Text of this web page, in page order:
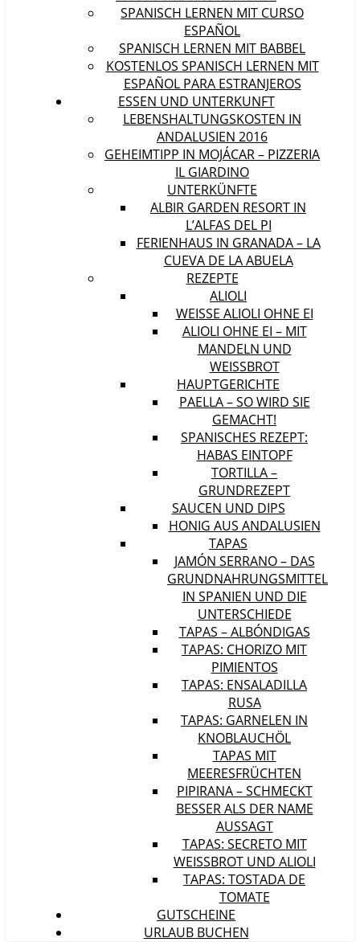
SPANISCH LERNEN MIT CURSO
ESPAÑOL
SPANISCH LERNEN MIT BABBEL
KOSTENLOS SPANISCH LERNEN MIT
ESPAÑOL PARA ESTRANJEROS
ESSEN UND UNTERKUNFT
LEBENSHALTUNGSKOSTEN IN
ANDALUSIEN 2016
GEHEIMTIPP IN MOJÁCAR – PIZZERIA
IL GIARDINO
UNTERKÜNFTE
ALBIR GARDEN RESORT IN
L’ALFAS DEL PI
FERIENHAUS IN GRANADA – LA
CUEVA DE LA ABUELA
REZEPTE
ALIOLI
WEISSE ALIOLI OHNE EI
ALIOLI OHNE EI – MIT
MANDELN UND
WEISSBROT
HAUPTGERICHTE
PAELLA – SO WIRD SIE
GEMACHT!
SPANISCHES REZEPT:
HABAS EINTOPF
TORTILLA –
GRUNDREZEPT
SAUCEN UND DIPS
HONIG AUS ANDALUSIEN
TAPAS
JAMÓN SERRANO – DAS
GRUNDNAHRUNGSMITTEL
IN SPANIEN UND DIE
UNTERSCHIEDE
TAPAS – ALBÓNDIGAS
TAPAS: CHORIZO MIT
PIMIENTOS
TAPAS: ENSALADILLA
RUSA
TAPAS: GARNELEN IN
KNOBLAUCHÖL
TAPAS MIT
MEERESFRÜCHTEN
PIPIRANA – SCHMECKT
BESSER ALS DER NAME
AUSSAGT
TAPAS: SECRETO MIT
WEISSBROT UND ALIOLI
TAPAS: TOSTADA DE
TOMATE
GUTSCHEINE
URLAUB BUCHEN